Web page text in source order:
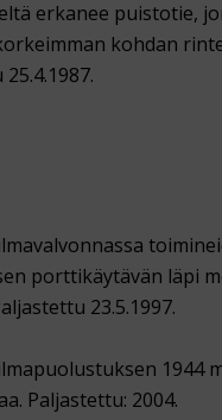
erkanee puistotie,
kohdan
porttikäytävän läpi
23.5.1997.
1944
Paljastettu: 2004.